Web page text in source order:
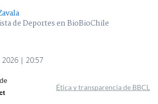
de Deportes en BioBioChile
2026 | 20:57
Ética y transparencia de BBCL